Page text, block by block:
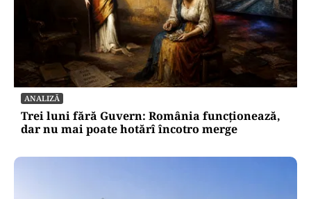
ANALIZĂ
Trei luni fără Guvern: România funcționează,
dar nu mai poate hotărî încotro merge